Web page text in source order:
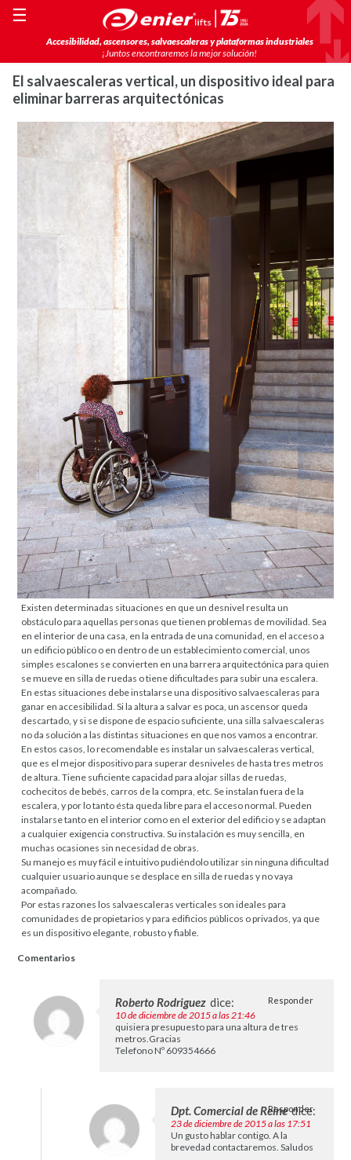
Accesibilidad, ascensores, salvaescaleras y plataformas industriales
¡Juntos encontraremos la mejor solución!
☰
El salvaescaleras vertical, un dispositivo ideal para
eliminar barreras arquitectónicas
Existen determinadas situaciones en que un desnivel resulta un
obstáculo para aquellas personas que tienen problemas de movilidad. Sea
en el interior de una casa, en la entrada de una comunidad, en el acceso a
un edificio público o en dentro de un establecimiento comercial, unos
simples escalones se convierten en una barrera arquitectónica para quien
se mueve en silla de ruedas o tiene dificultades para subir una escalera.
En estas situaciones debe instalarse una dispositivo salvaescaleras para
ganar en accesibilidad. Si la altura a salvar es poca, un ascensor queda
descartado, y si se dispone de espacio suficiente, una silla salvaescaleras
no da solución a las distintas situaciones en que nos vamos a encontrar.
En estos casos, lo recomendable es instalar un salvaescaleras vertical,
que es el mejor dispositivo para superar desniveles de hasta tres metros
de altura. Tiene suficiente capacidad para alojar sillas de ruedas,
cochecitos de bebés, carros de la compra, etc. Se instalan fuera de la
escalera, y por lo tanto ésta queda libre para el acceso normal. Pueden
instalarse tanto en el interior como en el exterior del edificio y se adaptan
a cualquier exigencia constructiva. Su instalación es muy sencilla, en
muchas ocasiones sin necesidad de obras.
Su manejo es muy fácil e intuitivo pudiéndolo utilizar sin ninguna dificultad
cualquier usuario aunque se desplace en silla de ruedas y no vaya
acompañado.
Por estas razones los salvaescaleras verticales son ideales para
comunidades de propietarios y para edificios públicos o privados, ya que
es un dispositivo elegante, robusto y fiable.
Comentarios
Roberto Rodriguez dice:
10 de diciembre de 2015 a las 21:46
quisiera presupuesto para una altura de tres
metros.Gracias
Telefono Nº 609354666
Responder
Dpt. Comercial de Reine dice:
23 de diciembre de 2015 a las 17:51
Un gusto hablar contigo. A la
brevedad contactaremos. Saludos
Responder